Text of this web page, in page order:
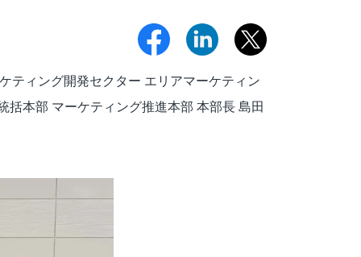
ティング開発セクター エリアマーケティン
本部 マーケティング推進本部 本部長 島田